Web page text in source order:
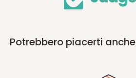
Potrebbero piacerti anche